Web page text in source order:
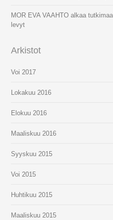
MOR EVA VAAHTO alkaa
levyt
Arkistot
Voi 2017
Lokakuu 2016
Elokuu 2016
Maaliskuu 2016
Syyskuu 2015
Voi 2015
Huhtikuu 2015
Maaliskuu 2015